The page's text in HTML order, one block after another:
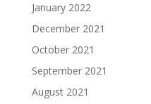
January 2022
December 2021
October 2021
September 2021
August 2021